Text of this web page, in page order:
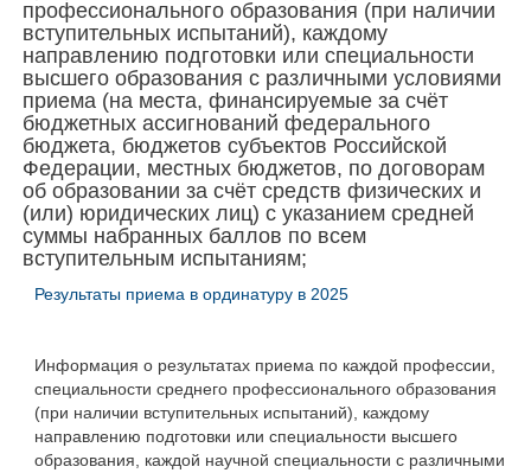
профессионального образования (при наличии
вступительных испытаний), каждому
направлению подготовки или специальности
высшего образования с различными условиями
приема (на места, финансируемые за счёт
бюджетных ассигнований федерального
бюджета, бюджетов субъектов Российской
Федерации, местных бюджетов, по договорам
об образовании за счёт средств физических и
(или) юридических лиц) с указанием средней
суммы набранных баллов по всем
вступительным испытаниям;
Результаты приема в ординатуру в 2025
Информация о результатах приема по каждой профессии,
специальности среднего профессионального образования
(при наличии вступительных испытаний), каждому
направлению подготовки или специальности высшего
образования, каждой научной специальности с различными